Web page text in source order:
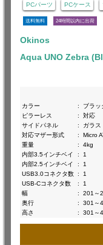
PCパーツ PCケース
送料無料 24時間以内に出荷
Okinos
Aqua UNO Zebra
カラー
:
ブラッ
ピラーレス
:
対応
サイドパネル
:
ガラス
対応マザー形式
:
Micro
重量
:
4kg
内部3.5インチベイ
:
1
内部2.5インチベイ
:
1
USB3.0コネクタ数 :
1
USB-Cコネクタ数
:
1
幅
:
201～
奥行
:
301～
高さ
: 301～